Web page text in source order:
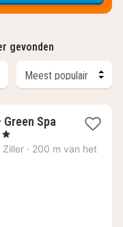
gevonden
Spa
Ziller · 200 m van het